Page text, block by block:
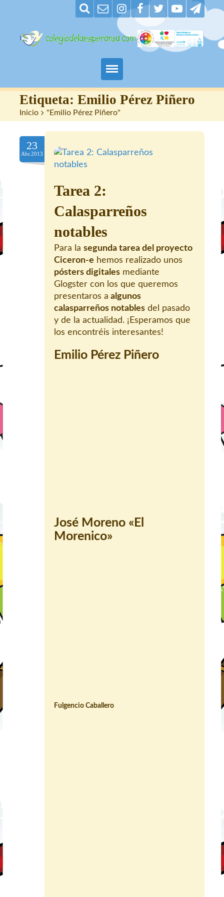
Padres
Alumnos
Maestros
Nuestro centro
Contacto
Etiqueta: Emilio Pérez Piñero
Inicio > "Emilio Pérez Piñero"
23
Abr.2013
Tarea 2:
Calasparreños
notables
Para la segunda tarea del proyecto
Ciceron-e hemos realizado unos
pósters digitales mediante
Glogster con los que queremos
presentaros a algunos
calasparreños notables del pasado
y de la actualidad. ¡Esperamos que
los encontréis interesantes!
Emilio Pérez Piñero
José Moreno «El
Morenico»
Fulgencio Caballero